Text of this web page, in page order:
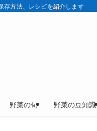
存方法、レシピを紹介します
野菜の旬 野菜の豆知識